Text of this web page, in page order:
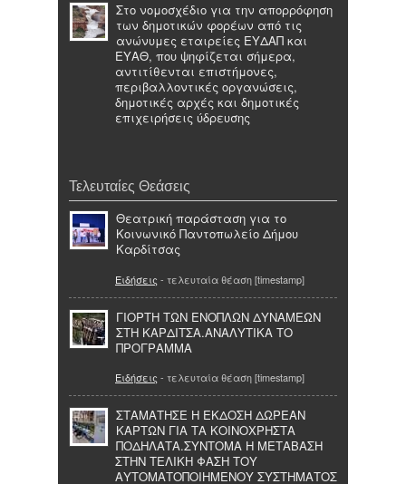
Στο νομοσχέδιο για την απορρόφηση
των δημοτικών φορέων από τις
ανώνυμες εταιρείες ΕΥΔΑΠ και
ΕΥΑΘ, που ψηφίζεται σήμερα,
αντιτίθενται επιστήμονες,
περιβαλλοντικές οργανώσεις,
δημοτικές αρχές και δημοτικές
επιχειρήσεις ύδρευσης
Τελευταίες Θεάσεις
Θεατρική παράσταση για το
Κοινωνικό Παντοπωλείο Δήμου
Καρδίτσας
Ειδήσεις - τελευταία θέαση [timestamp]
ΓΙΟΡΤΗ ΤΩΝ ΕΝΟΠΛΩΝ ΔΥΝΑΜΕΩΝ
ΣΤΗ ΚΑΡΔΙΤΣΑ.ΑΝΑΛΥΤΙΚΑ ΤΟ
ΠΡΟΓΡΑΜΜΑ
Ειδήσεις - τελευταία θέαση [timestamp]
ΣΤΑΜΑΤΗΣΕ Η ΕΚΔΟΣΗ ΔΩΡΕΑΝ
ΚΑΡΤΩΝ ΓΙΑ ΤΑ ΚΟΙΝΟΧΡΗΣΤΑ
ΠΟΔΗΛΑΤΑ.ΣΥΝΤΟΜΑ Η ΜΕΤΑΒΑΣΗ
ΣΤΗΝ ΤΕΛΙΚΗ ΦΑΣΗ ΤΟΥ
ΑΥΤΟΜΑΤΟΠΟΙΗΜΕΝΟΥ ΣΥΣΤΗΜΑΤΟΣ